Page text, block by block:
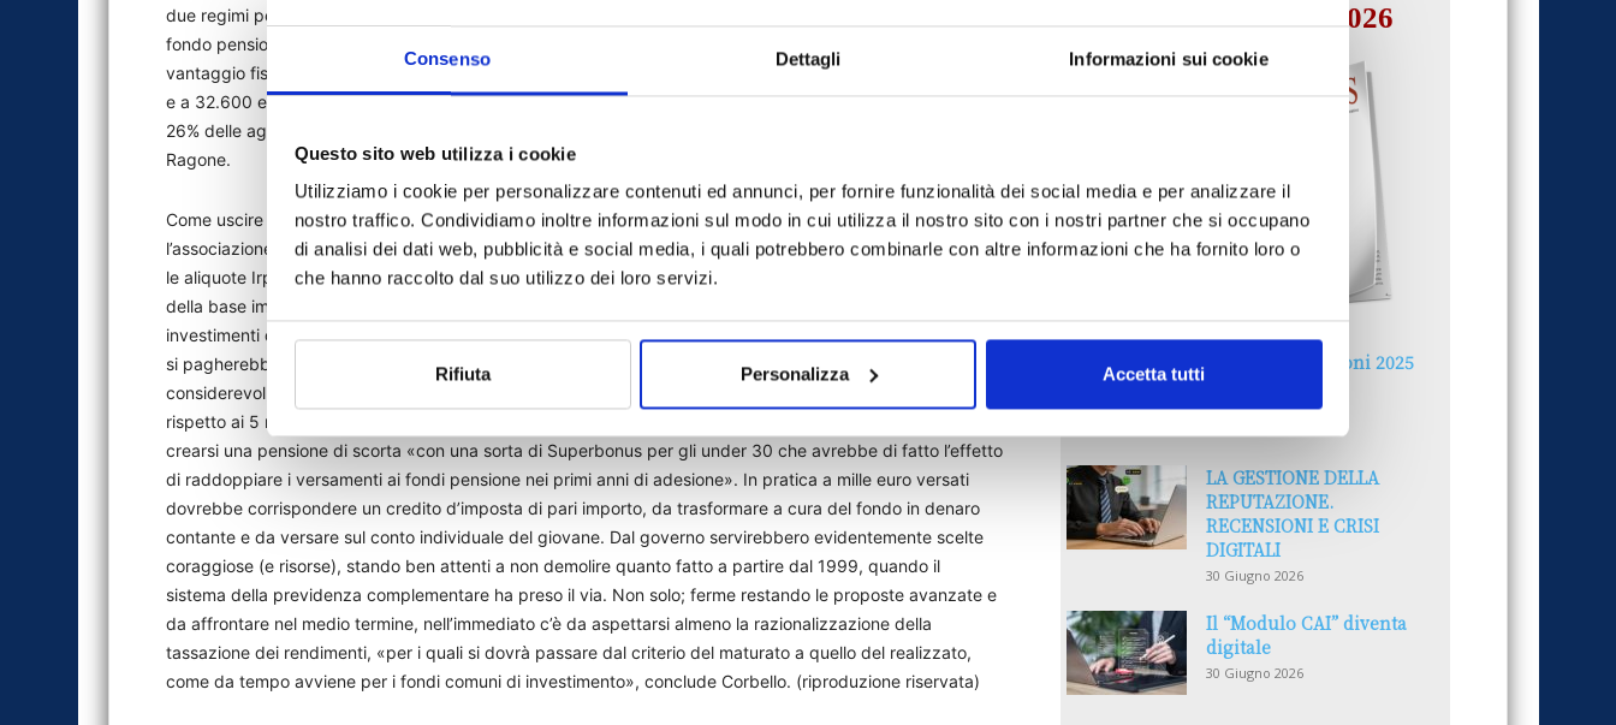
Consenso Dettagli Informazioni sui cookie
Questo sito web utilizza i cookie
Utilizziamo i cookie per personalizzare contenuti ed annunci, per fornire funzionalità dei social media e per analizzare il
nostro traffico. Condividiamo inoltre informazioni sul modo in cui utilizza il nostro sito con i nostri partner che si occupano
di analisi dei dati web, pubblicità e social media, i quali potrebbero combinarle con altre informazioni che ha fornito loro o
che hanno raccolto dal suo utilizzo dei loro servizi.
Rifiuta Personalizza Accetta tutti
due regimi per un lavoratore con un reddito di 30.500 euro che versa 5.000 euro l’anno per 20 anni nel
fondo pensione e riceve un rendimento medio annuo del 2,7%: con il sistema attualmente in vigore il
vantaggio fiscale è di 44.050 euro, mentre con la proposta della commissione scenderebbe a 20.250 euro
e a 32.600 euro in caso di applicazione di un’aliquota Irpef del 23%. «In pratica si perderebbe dal 54% al
26% delle agevolazioni attuali ottenendo un risultato opposto a quello di incentivare le adesioni», aggiunge
Ragone.
Come uscire dallo stallo. Un suggerimento è arrivato da Sergio Corbello, presidente di Assoprevidenza,
l’associazione italiana per la previdenza e l’assistenza complementare. «Si potrebbe pensare di applicare
le aliquote Irpef», spiega, «ma allo stesso tempo sarebbe necessario prevedere un abbattimento del 2%
della base imponibile per ogni anni di permanenza nel fondo pensione, per tenere conto che si tratta di
investimenti di lungo periodo sottoposti a particolari vincoli». In pratica, nel caso di 40 anni di versamenti
si pagherebbe l’aliquota Irpef di competenza solo sul 20% della prestazione alleggerendo
considerevolmente il prelievo fiscale. Allo stesso tempo bisognerebbe innalzare la soglia di esenzione
rispetto ai 5 mila euro attuali, suggerisce Corbello, e soprattutto avere il coraggio di incentivare i giovani a
crearsi una pensione di scorta «con una sorta di Superbonus per gli under 30 che avrebbe di fatto l’effetto
di raddoppiare i versamenti ai fondi pensione nei primi anni di adesione». In pratica a mille euro versati
dovrebbe corrispondere un credito d’imposta di pari importo, da trasformare a cura del fondo in denaro
contante e da versare sul conto individuale del giovane. Dal governo servirebbero evidentemente scelte
coraggiose (e risorse), stando ben attenti a non demolire quanto fatto a partire dal 1999, quando il
sistema della previdenza complementare ha preso il via. Non solo; ferme restando le proposte avanzate e
da affrontare nel medio termine, nell’immediato c’è da aspettarsi almeno la razionalizzazione della
tassazione dei rendimenti, «per i quali si dovrà passare dal criterio del maturato a quello del realizzato,
come da tempo avviene per i fondi comuni di investimento», conclude Corbello. (riproduzione riservata)
LUGLIO-AGOSTO 2026
Reclami e sanzioni 2025
LA GESTIONE DELLA
REPUTAZIONE.
RECENSIONI E CRISI
DIGITALI
30 Giugno 2026
Il “Modulo CAI” diventa
digitale
30 Giugno 2026